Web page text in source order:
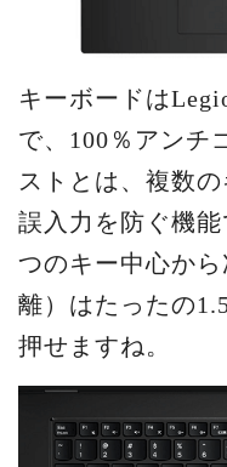
キーボードは
で、100％アンチ
ストとは、複数
誤入力を防ぐ機
つのキー中心か
離）はたったの
押せますね。